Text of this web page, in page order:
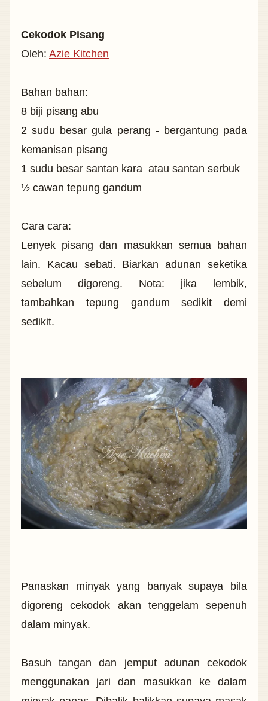
Cekodok Pisang
Oleh: Azie Kitchen
Bahan bahan:
8 biji pisang abu
2 sudu besar gula perang - bergantung pada
kemanisan pisang
1 sudu besar santan kara atau santan serbuk
½ cawan tepung gandum
Cara cara:
Lenyek pisang dan masukkan semua bahan
lain. Kacau sebati. Biarkan adunan seketika
sebelum digoreng. Nota: jika lembik,
tambahkan tepung gandum sedikit demi
sedikit.
Panaskan minyak yang banyak supaya bila
digoreng cekodok akan tenggelam sepenuh
dalam minyak.
Basuh tangan dan jemput adunan cekodok
menggunakan jari dan masukkan ke dalam